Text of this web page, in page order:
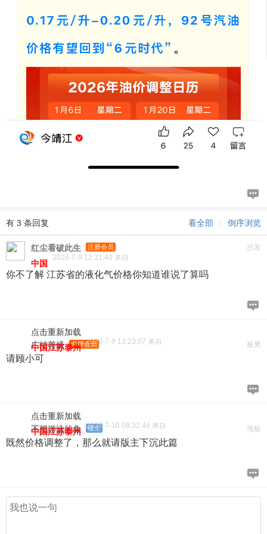
看全部 | 倒序浏览
有 3 条回复
沙发
红尘看破此生 注册会员
2026-7-9 12:31:40 来自
中国
你不了解 江苏省的液化气价格你知道谁说了算吗
点击重新加载
板凳
广结善缘 金牌会员2026-7-9 13:23:07 来自
中国江苏泰州
请顾小可
点击重新加载
地板
不想游泳的鱼 楼主
2026-7-10 08:32:46 来自
中国江苏泰州
既然价格调整了，那么就请版主下沉此篇